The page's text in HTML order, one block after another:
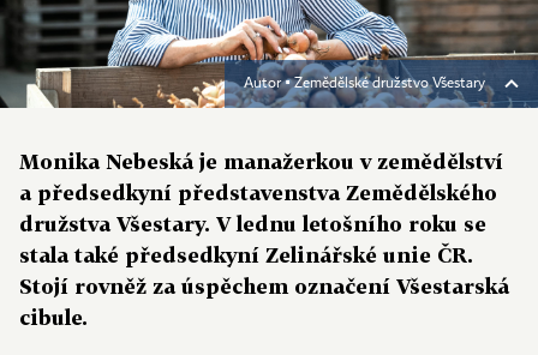
Autor ▪Zemědělské družstvo Všestary
Monika Nebeská je manažerkou v zemědělství
a předsedkyní představenstva Zemědělského
družstva Všestary. V lednu letošního roku se
stala také předsedkyní Zelinářské unie ČR.
Stojí rovněž za úspěchem označení Všestarská
cibule.